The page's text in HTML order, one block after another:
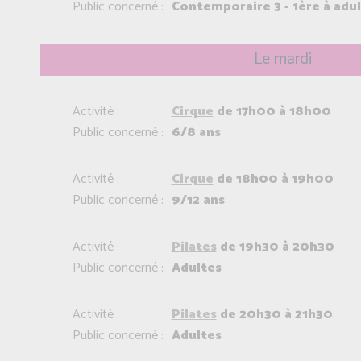
Public concerné : Contemporaire 3 - 1ère à
Le mardi
Activité : Cirque de 17h00 à 18h00
Public concerné : 6/8 ans
Activité : Cirque de 18h00 à 19h00
Public concerné : 9/12 ans
Activité : Pilates de 19h30 à 20h30
Public concerné : Adultes
Activité : Pilates de 20h30 à 21h30
Public concerné : Adultes